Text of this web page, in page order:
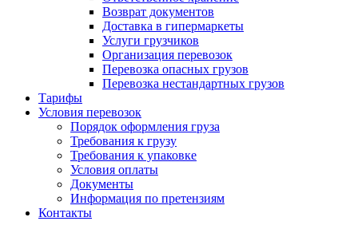
Возврат документов
Доставка в гипермаркеты
Услуги грузчиков
Организация перевозок
Перевозка опасных грузов
Перевозка нестандартных грузов
Тарифы
Условия перевозок
Порядок оформления груза
Требования к грузу
Требования к упаковке
Условия оплаты
Документы
Информация по претензиям
Контакты